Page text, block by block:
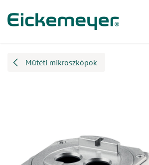
Műtéti mikroszkópok